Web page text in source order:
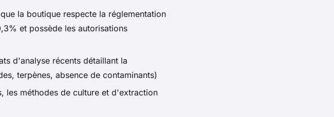
la boutique respecte la réglementation
et possède les autorisations
d'analyse récents détaillant la
terpènes, absence de contaminants)
les méthodes de culture et d'extraction